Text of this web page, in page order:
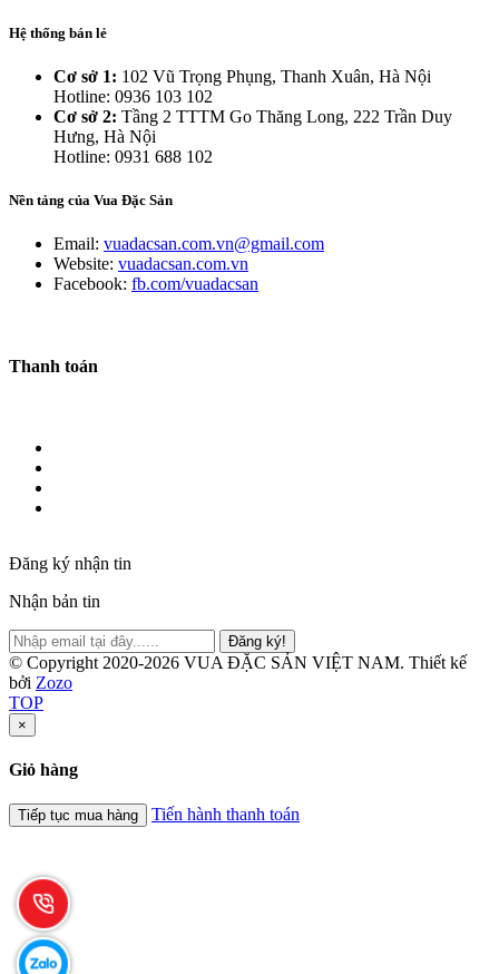
Hệ thống bán lẻ
Cơ sở 1: 102 Vũ Trọng Phụng, Thanh Xuân, Hà Nội
Hotline: 0936 103 102
Cơ sở 2: Tầng 2 TTTM Go Thăng Long, 222 Trần Duy
Hưng, Hà Nội
Hotline: 0931 688 102
Nền tảng của Vua Đặc Sản
Email: vuadacsan.com.vn@gmail.com
Website: vuadacsan.com.vn
Facebook: fb.com/vuadacsan
Thanh toán
Đăng ký nhận tin
Nhận bản tin
Đăng ký!
© Copyright 2020-2026 VUA ĐẶC SẢN VIỆT NAM. Thiết kế
bởi Zozo
TOP
×
Giỏ hàng
Tiếp tục mua hàng Tiến hành thanh toán